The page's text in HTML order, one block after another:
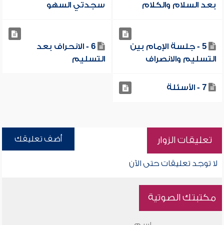
بعد السلام والكلام
سجدتي السهو
5 - جلسة الإمام بين
التسليم والانصراف
6 - الانحراف بعد
التسليم
7 - الأسئلة
تعليقات الزوار أضف تعليقك
لا توجد تعليقات حتى الآن
مكتبتك الصوتية